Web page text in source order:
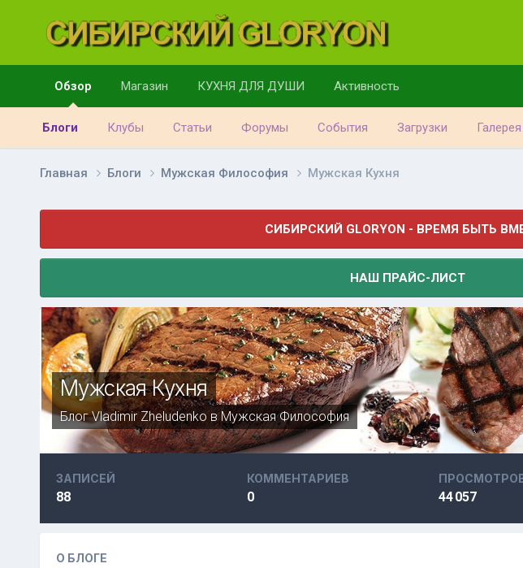
Обзор
Блоги Клубы Статьи Форумы События Загрузки Галерея
Магазин КУХНЯ ДЛЯ ДУШИ Активность
Главная Блоги Мужская Философия Мужская Кухня
СИБИРСКИЙ GLORYON - ВРЕМЯ БЫТЬ
НАШ ПРАЙС-ЛИСТ
Мужская Кухня
БлогVladimir ZheludenkoвМужская Философия
ЗАПИСЕЙ
88
КОММЕНТАРИЕВ
0 44 057
О БЛОГЕ